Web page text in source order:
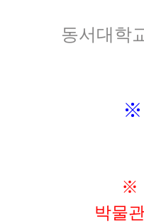
동서대학
※
※
박물